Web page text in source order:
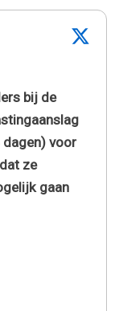
bij de
dagen) voor
ze
gaan